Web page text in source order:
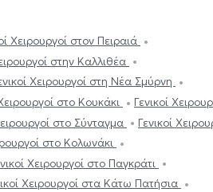
Χειρουργοί στον Πειραιά
στην Καλλιθέα
Χειρουργοί στη Νέα Σμύρνη
στο Κουκάκι
Γενικοί
στο Σύνταγμα
Γενικοί
στο Κολωνάκι
Χειρουργοί στο Παγκράτι
Χειρουργοί στα Κάτω Πατήσια